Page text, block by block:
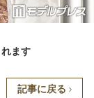
ます
記事に戻る